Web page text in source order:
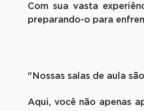
Com sua vasta
preparando-o para
"Nossas salas de aula
Aqui, você não apenas